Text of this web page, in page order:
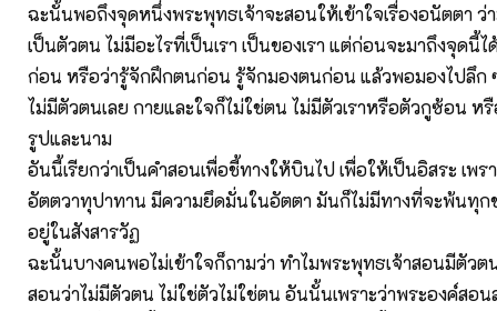
ฉะนั้นพอถึงจุดหนึ่งพระพุทธเจ้าจะสอนให้เข้าใจเรื่องอนัตตา ว่
เป็นตัวตน ไม่มีอะไรที่เป็นเรา เป็นของเรา แต่ก่อนจะมาถึงจุดนี้
ก่อน หรือว่ารู้จักฝึกตนก่อน รู้จักมองตนก่อน แล้วพอมองไปลึก
ไม่มีตัวตนเลย กายและใจก็ไม่ใช่ตน ไม่มีตัวเราหรือตัวกูซ้อน ห
รูปและนาม
อันนี้เรียกว่าเป็นคำสอนเพื่อชี้ทางให้บินไป เพื่อให้เป็นอิสระ เพ
อัตตวาทุปาทาน มีความยึดมั่นในอัตตา มันก็ไม่มีทางที่จะพ้นทุก
อยู่ในสังสารวัฏ
ฉะนั้นบางคนพอไม่เข้าใจก็ถามว่า ทำไมพระพุทธเจ้าสอนมีตัว
สอนว่าไม่มีตัวตน ไม่ใช่ตัวไม่ใช่ตน อันนั้นเพราะว่าพระองค์สอ